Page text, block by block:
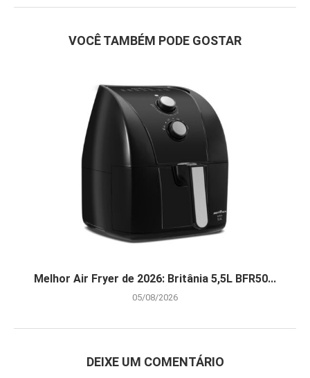
VOCÊ TAMBÉM PODE GOSTAR
Melhor Air Fryer de 2026: Britânia 5,5L BFR50...
05/08/2026
DEIXE UM COMENTÁRIO